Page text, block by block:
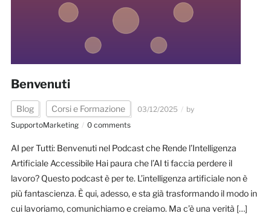
Benvenuti
Blog Corsi e Formazione 03/12/2025
by
SupportoMarketing
0 comments
AI per Tutti: Benvenuti nel Podcast che Rende l’Intelligenza
Artificiale Accessibile Hai paura che l’AI ti faccia perdere il
lavoro? Questo podcast è per te. L’intelligenza artificiale non è
più fantascienza. È qui, adesso, e sta già trasformando il modo in
cui lavoriamo, comunichiamo e creiamo. Ma c’è una verità […]